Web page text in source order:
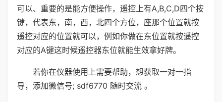
可以、重要的是能方便操作，遥控上有A,B,C,D四个按
键，代表东，南，西，北四个方位，座那个位置就按
遥控对应的位置就可以，例如你做在东位置就按遥控
对应的A键这时候遥控器东位就能生效拿好牌。
若你在仪器使用上需要帮助，想获取一对一指
导，添加微信号; sdf6770 随时交流 。